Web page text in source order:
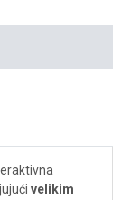
velikim